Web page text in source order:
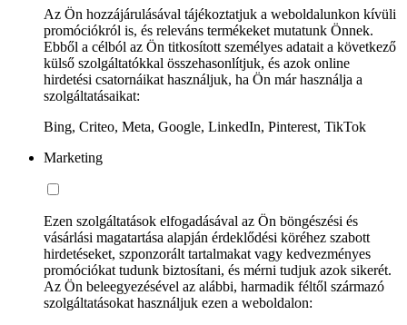
Az Ön hozzájárulásával tájékoztatjuk a weboldalunkon kívüli
promóciókról is, és releváns termékeket mutatunk Önnek.
Ebből a célból az Ön titkosított személyes adatait a következő
külső szolgáltatókkal összehasonlítjuk, és azok online
hirdetési csatornáikat használjuk, ha Ön már használja a
szolgáltatásaikat:
Bing, Criteo, Meta, Google, LinkedIn, Pinterest, TikTok
Marketing
Ezen szolgáltatások elfogadásával az Ön böngészési és
vásárlási magatartása alapján érdeklődési köréhez szabott
hirdetéseket, szponzorált tartalmakat vagy kedvezményes
promóciókat tudunk biztosítani, és mérni tudjuk azok sikerét.
Az Ön beleegyezésével az alábbi, harmadik féltől származó
szolgáltatásokat használjuk ezen a weboldalon: